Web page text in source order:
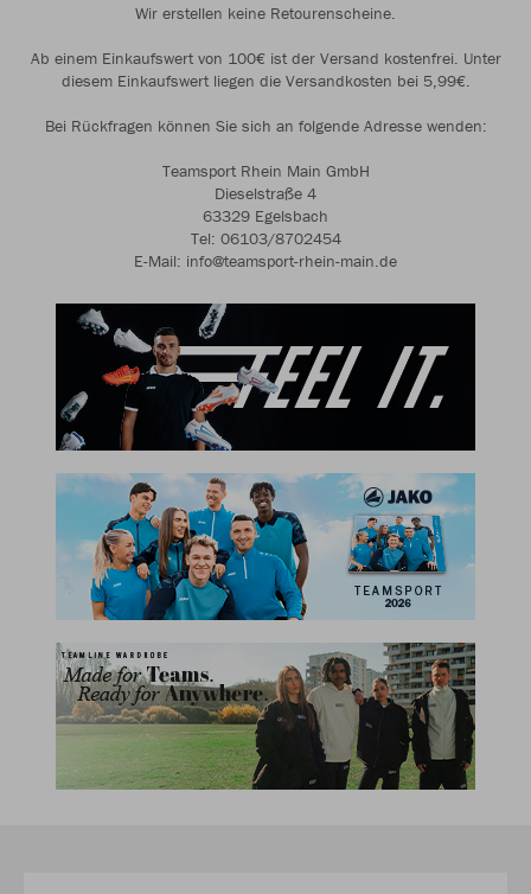
Wir erstellen keine Retourenscheine.
Ab einem Einkaufswert von 100€ ist der Versand kostenfrei. Unter
diesem Einkaufswert liegen die Versandkosten bei 5,99€.
Bei Rückfragen können Sie sich an folgende Adresse wenden:
Teamsport Rhein Main GmbH
Dieselstraße 4
63329 Egelsbach
Tel: 06103/8702454
E-Mail: info@teamsport-rhein-main.de